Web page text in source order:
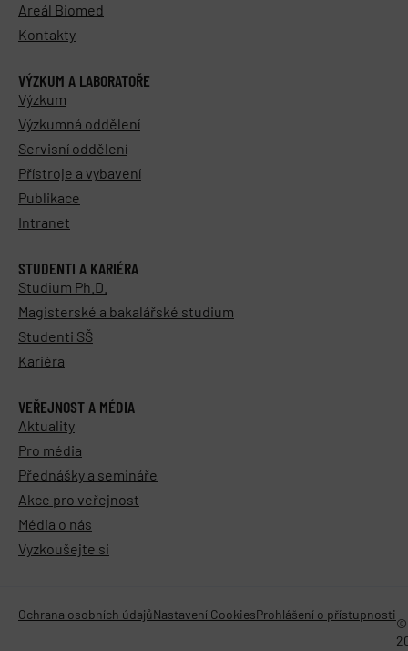
Areál Biomed
Kontakty
VÝZKUM A LABORATOŘE
Výzkum
Výzkumná oddělení
Servisní oddělení
Přístroje a vybavení
Publikace
Intranet
STUDENTI A KARIÉRA
Studium Ph.D.
Magisterské a bakalářské studium
Studenti SŠ
Kariéra
VEŘEJNOST A MÉDIA
Aktuality
Pro média
Přednášky a semináře
Akce pro veřejnost
Média o nás
Vyzkoušejte si
©
Ochrana osobních údajůNastavení CookiesProhlášení o přístupnosti